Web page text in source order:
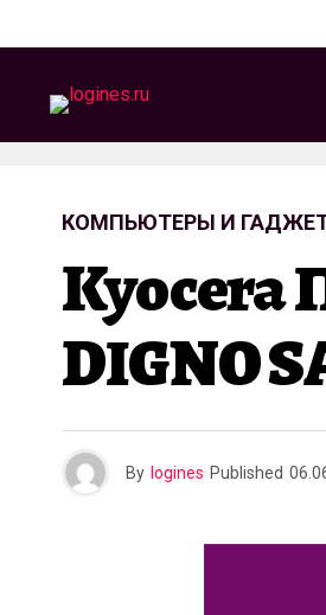
КОМПЬЮТЕРЫ И
Kyocera
DIGNO
By logines Published